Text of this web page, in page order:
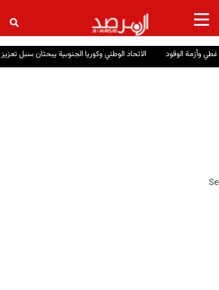
×
وأزمة الوقود الاتحاد الوطني وكوريا الجنوبية يبحثان سبل تعزيز